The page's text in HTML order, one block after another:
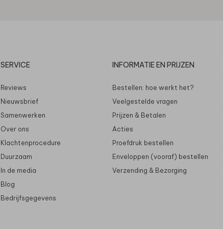
SERVICE
Reviews
Nieuwsbrief
Samenwerken
Over ons
Klachtenprocedure
Duurzaam
In de media
Blog
Bedrijfsgegevens
INFORMATIE EN PRIJZEN
Bestellen: hoe werkt het?
Veelgestelde vragen
Prijzen & Betalen
Acties
Proefdruk bestellen
Enveloppen (vooraf) bestellen
Verzending & Bezorging